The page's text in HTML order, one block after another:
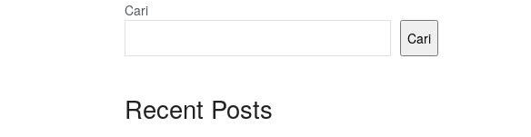
Cari
Cari
Recent Posts